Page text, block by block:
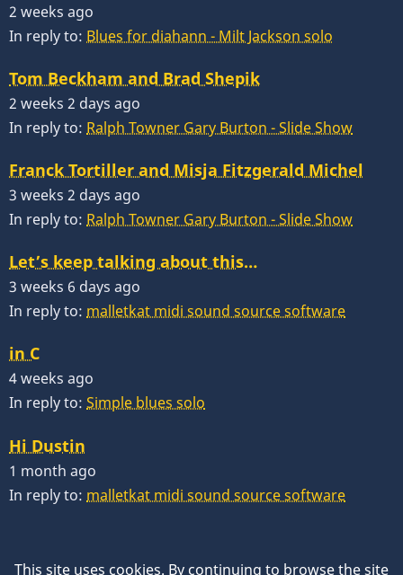
2 weeks ago
In reply to: Blues for diahann - Milt Jackson solo
Tom Beckham and Brad Shepik
2 weeks 2 days ago
In reply to: Ralph Towner Gary Burton - Slide Show
Franck Tortiller and Misja Fitzgerald Michel
3 weeks 2 days ago
In reply to: Ralph Towner Gary Burton - Slide Show
Let’s keep talking about this…
3 weeks 6 days ago
In reply to: malletkat midi sound source software
in C
4 weeks ago
In reply to: Simple blues solo
Hi Dustin
1 month ago
In reply to: malletkat midi sound source software
This site uses cookies. By continuing to browse the site